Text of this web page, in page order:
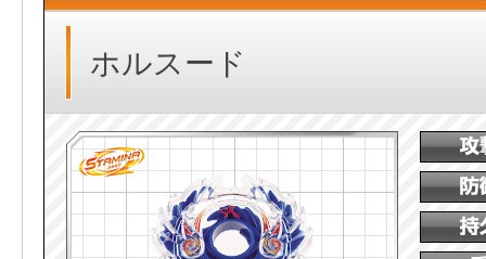
ホルスード